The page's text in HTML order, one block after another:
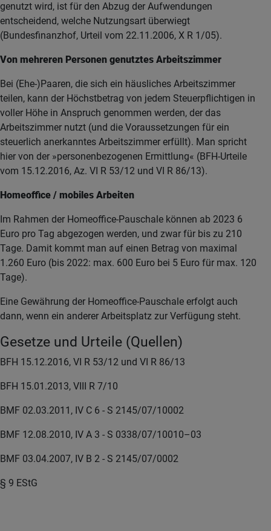
genutzt wird, ist für den Abzug der Aufwendungen
entscheidend, welche Nutzungsart überwiegt
(Bundesfinanzhof, Urteil vom 22.11.2006, X R 1/05).
Von mehreren Personen genutztes Arbeitszimmer
Bei (Ehe-)Paaren, die sich ein häusliches Arbeitszimmer
teilen, kann der Höchstbetrag von jedem Steuerpflichtigen in
voller Höhe in Anspruch genommen werden, der das
Arbeitszimmer nutzt (und die Voraussetzungen für ein
steuerlich anerkanntes Arbeitszimmer erfüllt). Man spricht
hier von der »personenbezogenen Ermittlung« (BFH-Urteile
vom 15.12.2016, Az. VI R 53/12 und VI R 86/13).
Homeoffice / mobiles Arbeiten
Im Rahmen der Homeoffice-Pauschale können ab 2023 6
Euro pro Tag abgezogen werden, und zwar für bis zu 210
Tage. Damit kommt man auf einen Betrag von maximal
1.260 Euro (bis 2022: max. 600 Euro bei 5 Euro für max. 120
Tage).
Eine Gewährung der Homeoffice-Pauschale erfolgt auch
dann, wenn ein anderer Arbeitsplatz zur Verfügung steht.
Gesetze und Urteile (Quellen)
BFH 15.12.2016, VI R 53/12 und VI R 86/13
BFH 15.01.2013, VIII R 7/10
BMF 02.03.2011, IV C 6 - S 2145/07/10002
BMF 12.08.2010, IV A 3 - S 0338/07/10010–03
BMF 03.04.2007, IV B 2 - S 2145/07/0002
§ 9 EStG